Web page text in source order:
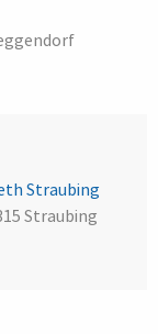
Straubing
Straubing